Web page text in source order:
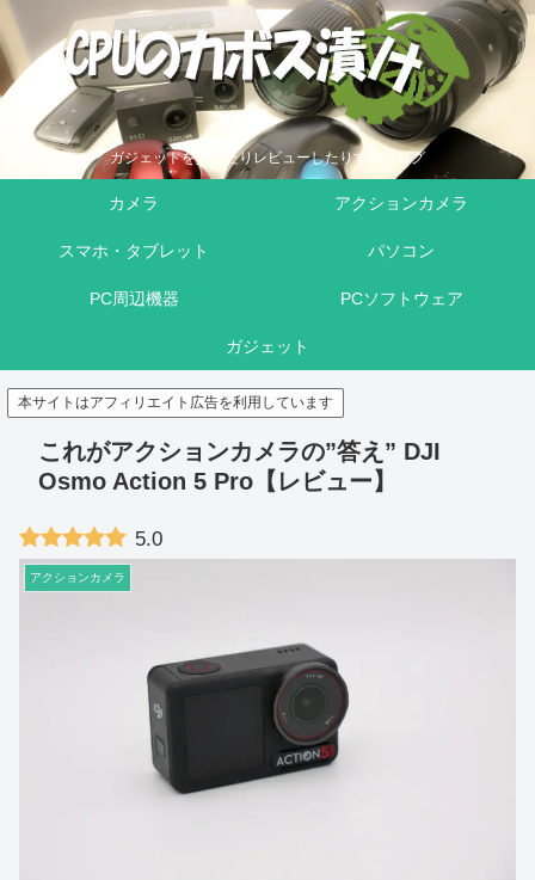
ガジェットを買ったりレビューしたりするブログ
カメラ アクションカメラ
スマホ・タブレット パソコン
PC周辺機器 PCソフトウェア
ガジェット
本サイトはアフィリエイト広告を利用しています
これがアクションカメラの”答え” DJI
Osmo Action 5 Pro【レビュー】
5.0
アクションカメラ